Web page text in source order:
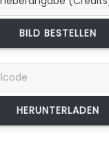
BILD BESTELLEN